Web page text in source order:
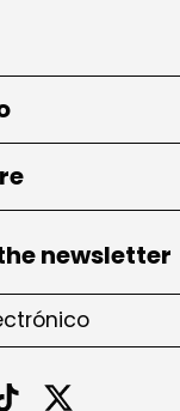
newsletter